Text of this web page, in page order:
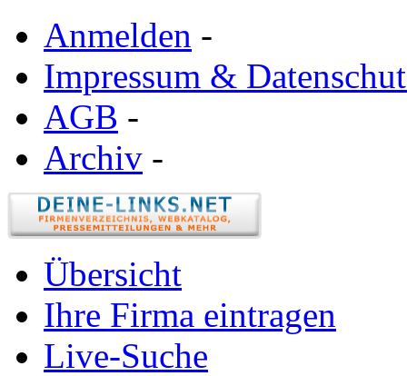
Anmelden -
Impressum &
AGB -
Archiv -
Übersicht
Ihre Firma eintragen
Live-Suche